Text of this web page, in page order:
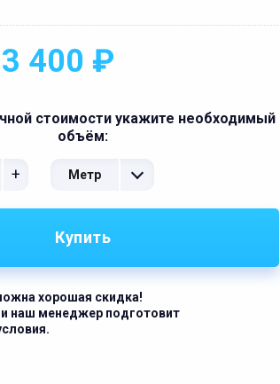
400 ₽
стоимости укажите необходимый
объём:
+ Метр
Купить
хорошая скидка!
наш менеджер подготовит